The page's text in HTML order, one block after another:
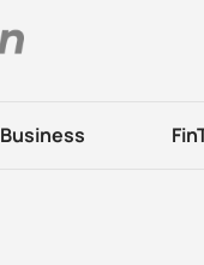
Business